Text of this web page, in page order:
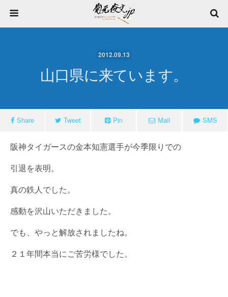
2012.09.13
山口県に来ています。
Share Tweet Pin Mail SMS
阪神タイガースの金本知憲選手が今季限りでの
引退を表明。
真の鉄人でした。
感動を沢山いただきました。
でも、やっと解放されましたね。
２１年間本当にご苦労様でした。